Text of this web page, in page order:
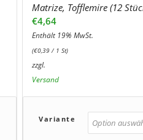
Matrize, Tofflemire (12
€4,64
Enthält 19% MwSt.
(€0,39 / 1 St)
zzgl.
Versand
Variante